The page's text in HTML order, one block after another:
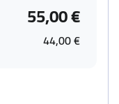
55,00 €
44,00 €